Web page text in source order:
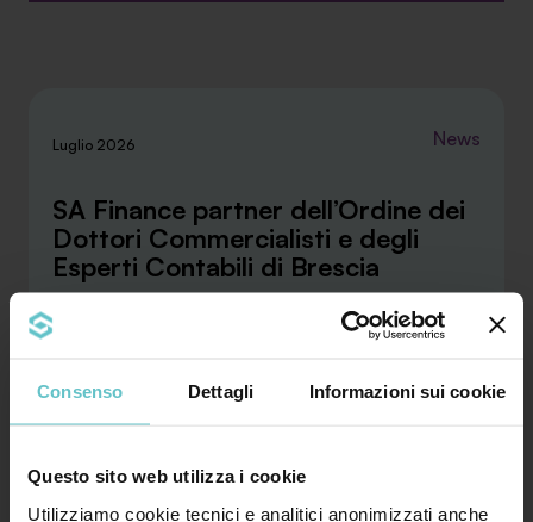
Consenso Dettagli Informazioni sui cookie
Questo sito web utilizza i cookie
Utilizziamo cookie tecnici e analitici anonimizzati anche
Luglio 2026 News
SA Finance partner dell’Ordine dei
Dottori Commercialisti e degli
Esperti Contabili di Brescia
rafforza la collaborazione tra SA Finance e i
profes...
Approfondisci